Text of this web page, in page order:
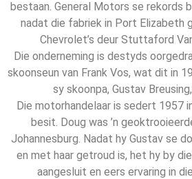
bestaan. General Motors se rekords
nadat die fabriek in Port Elizabeth
Chevrolet’s deur Stuttaford
Die onderneming is destyds
skoonseun van Frank Vos, wat dit in
sy skoonpa, Gustav
Die motorhandelaar is sedert 1957
besit. Doug was ’n
Johannesburg. Nadat hy Gustav se
en met haar getroud is, het hy by
aangesluit en eers ervaring in